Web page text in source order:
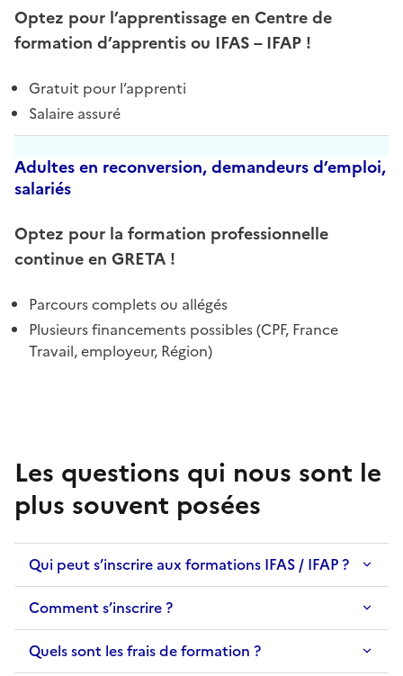
Optez pour l’apprentissage en Centre de
formation d’apprentis ou IFAS – IFAP !
Gratuit pour l’apprenti
Salaire assuré
Adultes en reconversion, demandeurs d’emploi,
salariés
Optez pour la formation professionnelle
continue en GRETA !
Parcours complets ou allégés
Plusieurs financements possibles (CPF, France
Travail, employeur, Région)
Les questions qui nous sont le
plus souvent posées
Qui peut s’inscrire aux formations IFAS / IFAP ?
Comment s’inscrire ?
Quels sont les frais de formation ?